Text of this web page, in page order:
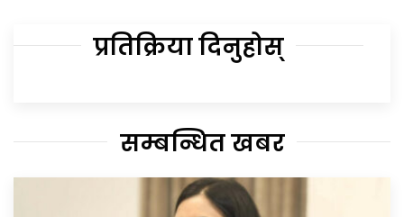
प्रतिक्रिया दिनुहोस्
सम्बन्धित खबर